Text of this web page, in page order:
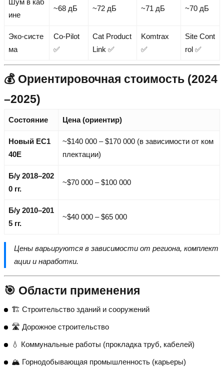
Шум в каб
ине
~68 дБ ~72 дБ ~71 дБ ~70 дБ
Эко-систе
ма
Co-Pilot
✅
Cat Product
Link ✅
Komtrax
✅
Site Cont
rol ✅
💰 Ориентировочная стоимость (2024
–2025)
Состояние Цена (ориентир)
Новый EC1
40E
~$140 000 – $170 000 (в зависимости от ком
плектации)
Б/у 2018–202
0 гг.
~$70 000 – $100 000
Б/у 2010–201
5 гг.
~$40 000 – $65 000
Цены варьируются в зависимости от региона, комплект
ации и наработки.
🎯 Области применения
🏗️ Строительство зданий и сооружений
🛣️ Дорожное строительство
💧 Коммунальные работы (прокладка труб, кабелей)
🏔️ Горнодобывающая промышленность (карьеры)